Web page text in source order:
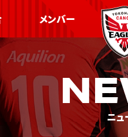
メンバー
ニュ